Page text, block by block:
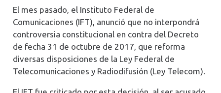
El mes pasado, el Instituto Federal de
Comunicaciones (IFT), anunció que no interpondrá
controversia constitucional en contra del Decreto
de fecha 31 de octubre de 2017, que reforma
diversas disposiciones de la Ley Federal de
Telecomunicaciones y Radiodifusión (Ley Telecom).